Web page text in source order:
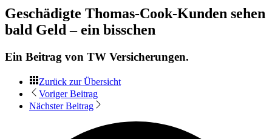
Geschädigte Thomas-Cook-Kunden sehen
bald Geld – ein bisschen
Ein Beitrag von TW Versicherungen.
Zurück zur Übersicht
Voriger Beitrag
Nächster Beitrag